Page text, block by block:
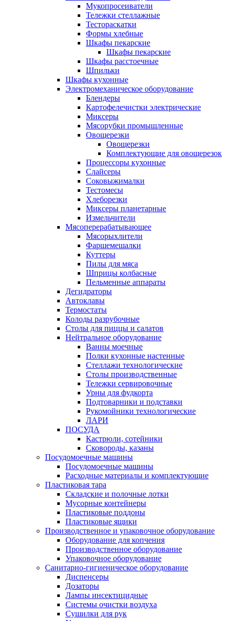
Мукопросеиватели
Тележки стеллажные
Тестораскатки
Формы хлебные
Шкафы пекарские
Шкафы пекарские
Шкафы расстоечные
Шпильки
Шкафы кухонные
Электромеханическое оборудование
Блендеры
Картофелечистки электрические
Миксеры
Мясорубки промышленные
Овощерезки
Овощерезки
Комплектующие для овощерезок
Процессоры кухонные
Слайсеры
Соковыжималки
Тестомесы
Хлеборезки
Миксеры планетарные
Измельчители
Мясоперерабатывающее
Мясорыхлители
Фаршемешалки
Куттеры
Пилы для мяса
Шприцы колбасные
Пельменные аппараты
Дегидраторы
Автоклавы
Термостаты
Колоды разрубочные
Столы для пиццы и салатов
Нейтральное оборудование
Ванны моечные
Полки кухонные настенные
Стеллажи технологические
Столы производственные
Тележки сервировочные
Урны для фудкорта
Подтоварники и подставки
Рукомойники технологические
ЛАРИ
ПОСУДА
Кастрюли, сотейники
Сковороды, казаны
Посудомоечные машины
Посудомоечные машины
Расходные материалы и комплектующие
Пластиковая тара
Складские и полочные лотки
Мусорные контейнеры
Пластиковые поддоны
Пластиковые ящики
Производственное и упаковочное оборудование
Оборудование для копчения
Производственное оборудование
Упаковочное оборудование
Санитарно-гигиеническое оборудование
Диспенсеры
Дозаторы
Лампы инсектицидные
Системы очистки воздуха
Сушилки для рук